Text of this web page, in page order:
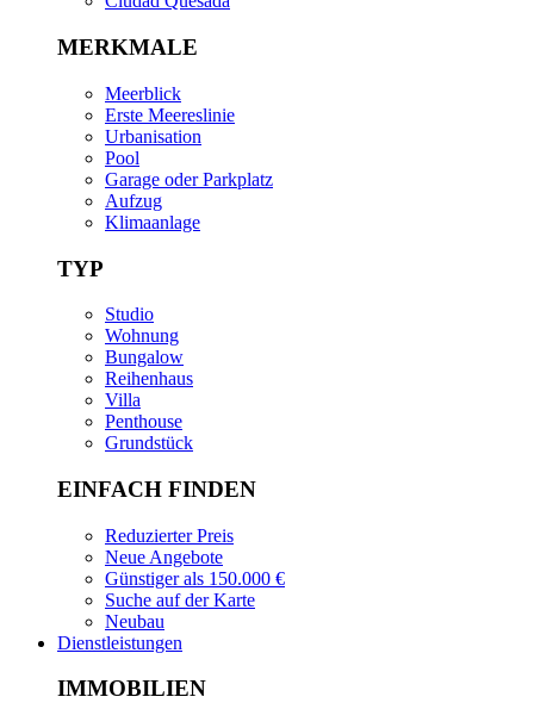
MERKMALE
Meerblick
Erste Meereslinie
Urbanisation
Pool
Garage oder Parkplatz
Aufzug
Klimaanlage
TYP
Studio
Wohnung
Bungalow
Reihenhaus
Villa
Penthouse
Grundstück
EINFACH FINDEN
Reduzierter Preis
Neue Angebote
Günstiger als 150.000 €
Suche auf der Karte
Neubau
Dienstleistungen
IMMOBILIEN